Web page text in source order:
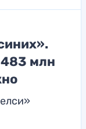
млн